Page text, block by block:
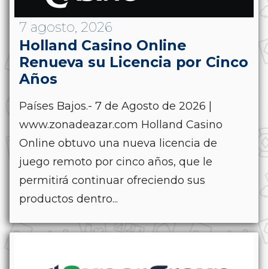
7 agosto, 2026
Holland Casino Online
Renueva su Licencia por Cinco
Años
Países Bajos.- 7 de Agosto de 2026 |
www.zonadeazar.com Holland Casino
Online obtuvo una nueva licencia de
juego remoto por cinco años, que le
permitirá continuar ofreciendo sus
productos dentro...